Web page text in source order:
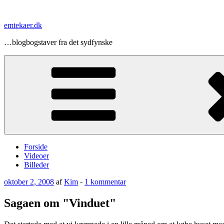
indhold
emtekaer.dk
…blogbogstaver fra det sydfynske
Forside
Videoer
Billeder
Udgivet
oktober 2, 2008 afKim - 1 kommentartil
Sagaen om "Vinduet"